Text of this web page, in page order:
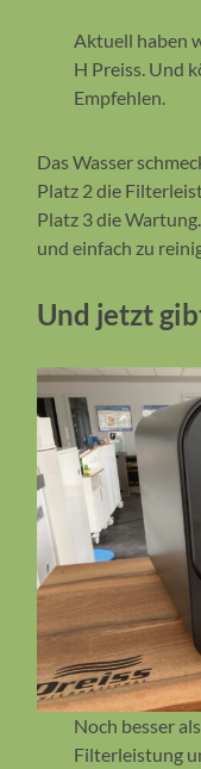
Aktuell haben
H Preiss. Und
Empfehlen.
Das Wasser
Platz 2 die
Platz 3 die
und einfach zu
Und jetzt
Noch besser
Filterleistung